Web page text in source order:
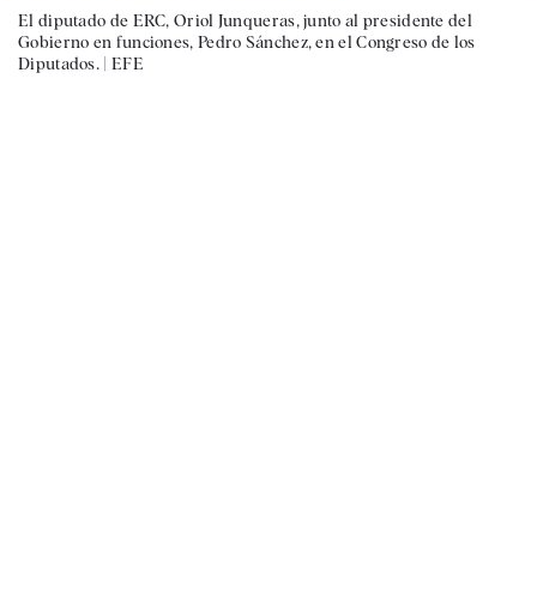
El diputado de ERC, Oriol Junqueras, junto al presidente del
Gobierno en funciones, Pedro Sánchez, en el Congreso de los
Diputados. | EFE